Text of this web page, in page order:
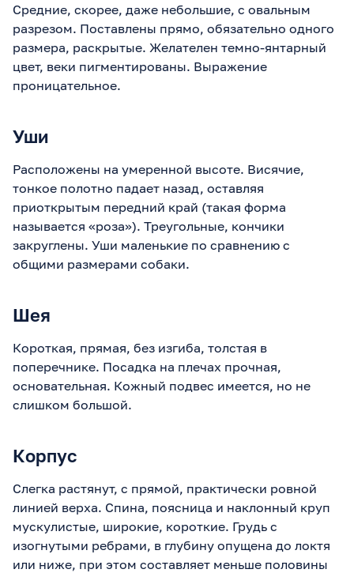
Средние, скорее, даже небольшие, с овальным
разрезом. Поставлены прямо, обязательно одного
размера, раскрытые. Желателен темно-янтарный
цвет, веки пигментированы. Выражение
проницательное.
Уши
Расположены на умеренной высоте. Висячие,
тонкое полотно падает назад, оставляя
приоткрытым передний край (такая форма
называется «роза»). Треугольные, кончики
закруглены. Уши маленькие по сравнению с
общими размерами собаки.
Шея
Короткая, прямая, без изгиба, толстая в
поперечнике. Посадка на плечах прочная,
основательная. Кожный подвес имеется, но не
слишком большой.
Корпус
Слегка растянут, с прямой, практически ровной
линией верха. Спина, поясница и наклонный круп
мускулистые, широкие, короткие. Грудь с
изогнутыми ребрами, в глубину опущена до локтя
или ниже, при этом составляет меньше половины